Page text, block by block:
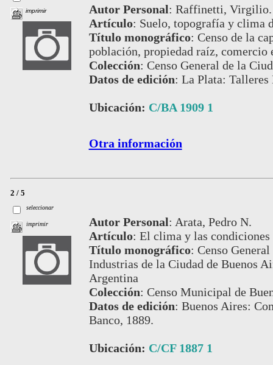
imprimir Autor Personal: Raffinetti, Virgilio.
Artículo: Suelo, topografía y clima
Título monográfico: Censo de la
población, propiedad raíz, comercio
Colección: Censo General de la
Datos de edición: La Plata: Talleres
Ubicación: C/BA 1909 1
Otra información
2 / 5
seleccionar
imprimir Autor Personal: Arata, Pedro N.
Artículo: El clima y las condiciones
Título monográfico: Censo
Industrias de la Ciudad de Buenos
Argentina
Colección: Censo Municipal de
Datos de edición: Buenos Aires:
Banco, 1889.
Ubicación: C/CF 1887 1